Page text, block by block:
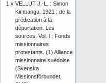
1 x VELLUT J.-L. : Simon
Kimbangu. 1921 : de la
prédication à la
déportation. Les
sources. Vol. I : Fonds
missionnaires
protestants. (1) Alliance
missionnaire suédoise
(Svenska
Missionsförbundet,